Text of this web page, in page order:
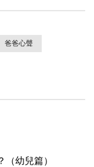
爸爸心聲
幼兒篇）